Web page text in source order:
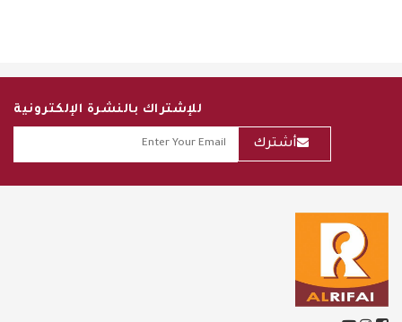
للإشتراك بالنشرة الإلكترونية
أشترك